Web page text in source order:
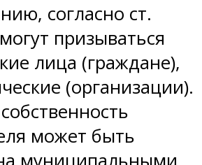
согласно ст.
призываться
лица (граждане),
(организации).
может быть